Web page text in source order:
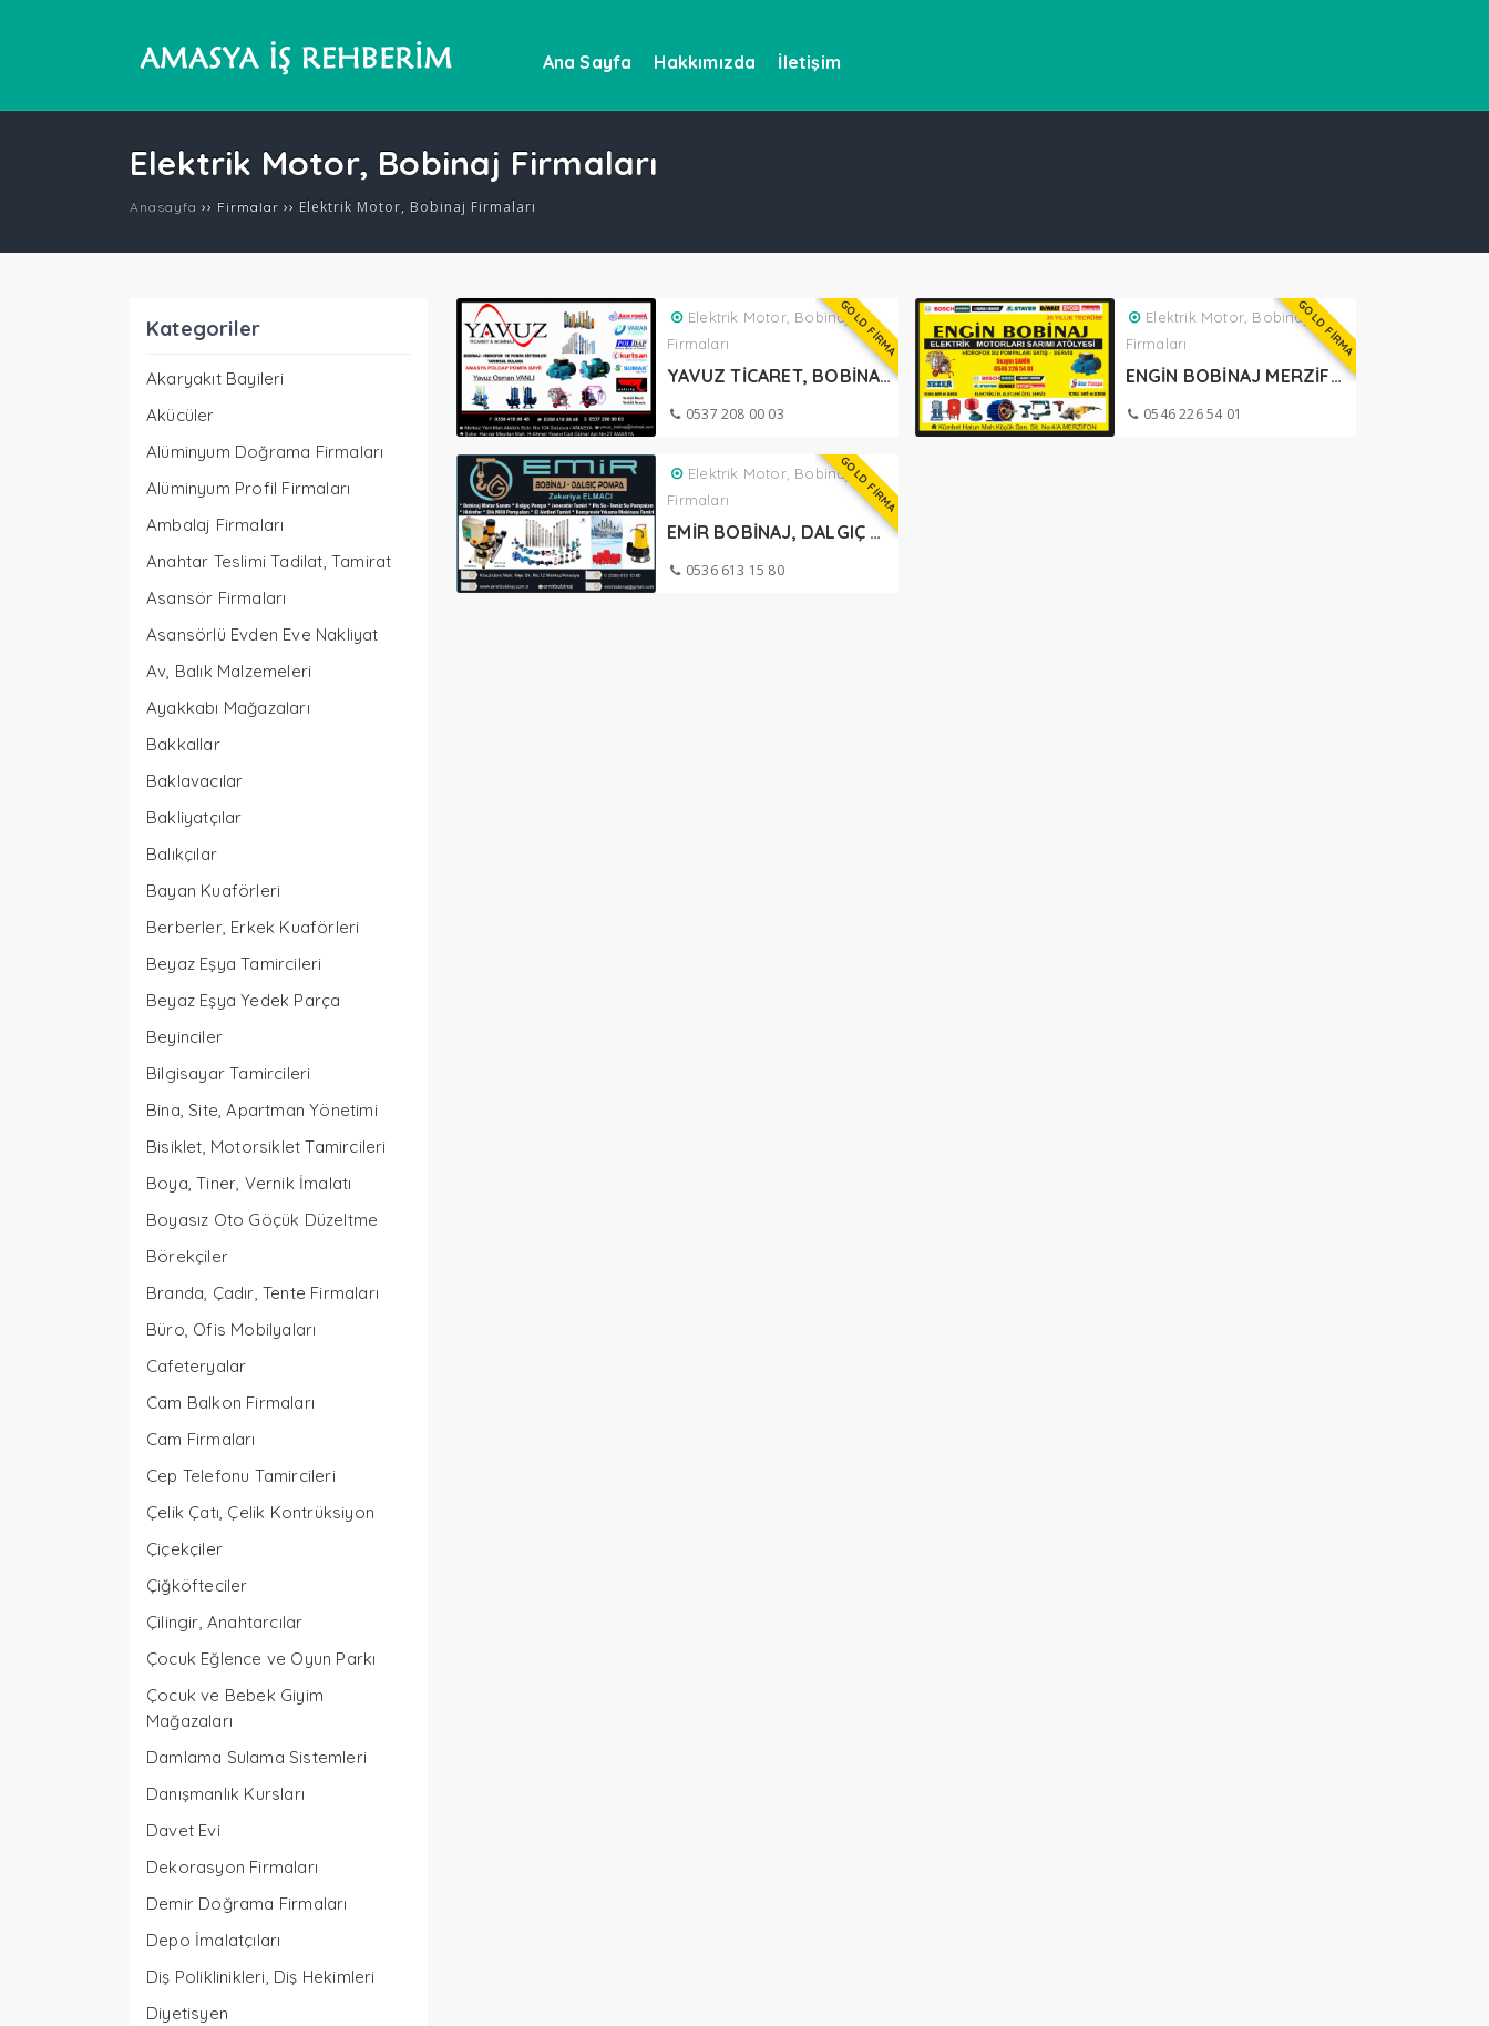
Ana Sayfa Hakkımızda İletişim
Elektrik Motor, Bobinaj Firmaları
Anasayfa ›› Firmalar ›› Elektrik Motor, Bobinaj Firmaları
Kategoriler
Akaryakıt Bayileri
Akücüler
Alüminyum Doğrama Firmaları
Alüminyum Profil Firmaları
Ambalaj Firmaları
Anahtar Teslimi Tadilat, Tamirat
Asansör Firmaları
Asansörlü Evden Eve Nakliyat
Av, Balık Malzemeleri
Ayakkabı Mağazaları
Bakkallar
Baklavacılar
Bakliyatçılar
Balıkçılar
Bayan Kuaförleri
Berberler, Erkek Kuaförleri
Beyaz Eşya Tamircileri
Beyaz Eşya Yedek Parça
Beyinciler
Bilgisayar Tamircileri
Bina, Site, Apartman Yönetimi
Bisiklet, Motorsiklet Tamircileri
Boya, Tiner, Vernik İmalatı
Boyasız Oto Göçük Düzeltme
Börekçiler
Branda, Çadır, Tente Firmaları
Büro, Ofis Mobilyaları
Cafeteryalar
Cam Balkon Firmaları
Cam Firmaları
Cep Telefonu Tamircileri
Çelik Çatı, Çelik Kontrüksiyon
Çiçekçiler
Çiğköfteciler
Çilingir, Anahtarcılar
Çocuk Eğlence ve Oyun Parkı
Çocuk ve Bebek Giyim
Mağazaları
Damlama Sulama Sistemleri
Danışmanlık Kursları
Davet Evi
Dekorasyon Firmaları
Demir Doğrama Firmaları
Depo İmalatçıları
Diş Poliklinikleri, Diş Hekimleri
Diyetisyen
GOLD FİRMA
Elektrik Motor, Bobinaj
Firmaları
YAVUZ TİCARET, BOBİNAJ SULUOVA
0537 208 00 03
GOLD FİRMA
Elektrik Motor, Bobinaj
Firmaları
ENGİN BOBİNAJ MERZİFON
0546 226 54 01
GOLD FİRMA
Elektrik Motor, Bobinaj
Firmaları
EMİR BOBİNAJ, DALGIÇ POMPA AMASYA
0536 613 15 80